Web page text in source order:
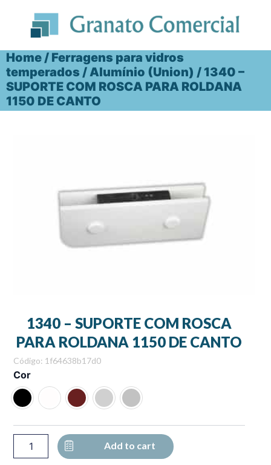
conteúdo
Home / Ferragens para vidros
temperados / Alumínio (Union) / 1340 –
SUPORTE COM ROSCA PARA ROLDANA
1150 DE CANTO
1340 – SUPORTE COM ROSCA
PARA ROLDANA 1150 DE CANTO
Código: 1f64638b17d0
Cor
1340
SUPORTE
COM
PARA
ROLDANA
1150
Add to cart